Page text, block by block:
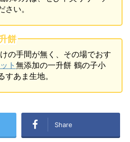
い。
餅
の手間が無く、その場でおす
ト 無添加の一升餅 鶴の子小
あま生地。
Share